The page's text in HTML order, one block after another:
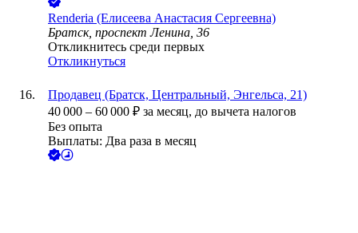
Renderia (Елисеева Анастасия Сергеевна)
Братск, проспект Ленина, 36
Откликнитесь среди первых
Откликнуться
Продавец (Братск, Центральный, Энгельса, 21)
40 000 – 60 000 ₽ за месяц, до вычета налогов
Без опыта
Выплаты: Два раза в месяц